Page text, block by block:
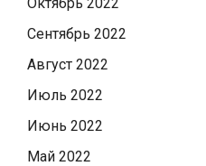
Сентябрь 2022
Август 2022
Июль 2022
Июнь 2022
Май 2022